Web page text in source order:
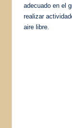
adecuado en el
realizar
aire libre.